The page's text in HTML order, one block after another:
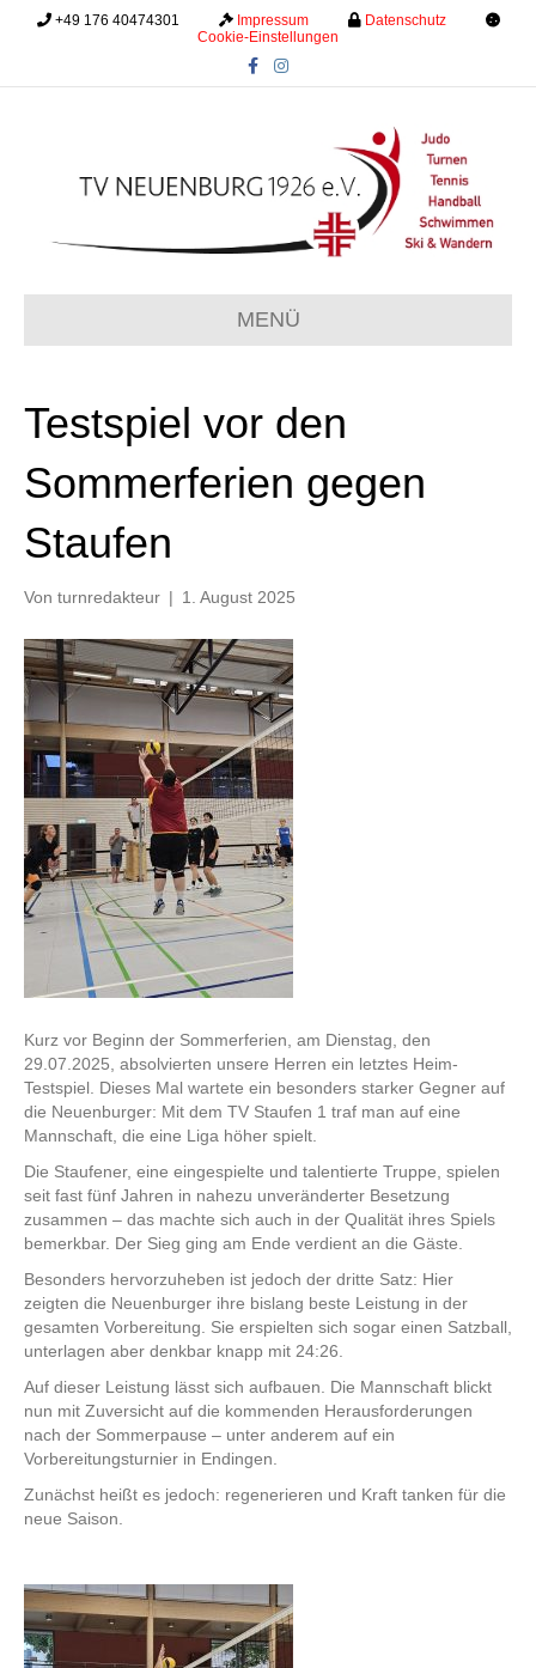
+49 176 40474301 Impressum Datenschutz
Cookie-Einstellungen
c
k
s
a
m
MENÜ
Testspiel vor den
Sommerferien gegen
Staufen
Von turnredakteur | 1. August 2025
Kurz vor Beginn der Sommerferien, am Dienstag, den
29.07.2025, absolvierten unsere Herren ein letztes Heim-
Testspiel. Dieses Mal wartete ein besonders starker Gegner auf
die Neuenburger: Mit dem TV Staufen 1 traf man auf eine
Mannschaft, die eine Liga höher spielt.
Die Staufener, eine eingespielte und talentierte Truppe, spielen
seit fast fünf Jahren in nahezu unveränderter Besetzung
zusammen – das machte sich auch in der Qualität ihres Spiels
bemerkbar. Der Sieg ging am Ende verdient an die Gäste.
Besonders hervorzuheben ist jedoch der dritte Satz: Hier
zeigten die Neuenburger ihre bislang beste Leistung in der
gesamten Vorbereitung. Sie erspielten sich sogar einen Satzball,
unterlagen aber denkbar knapp mit 24:26.
Auf dieser Leistung lässt sich aufbauen. Die Mannschaft blickt
nun mit Zuversicht auf die kommenden Herausforderungen
nach der Sommerpause – unter anderem auf ein
Vorbereitungsturnier in Endingen.
Zunächst heißt es jedoch: regenerieren und Kraft tanken für die
neue Saison.